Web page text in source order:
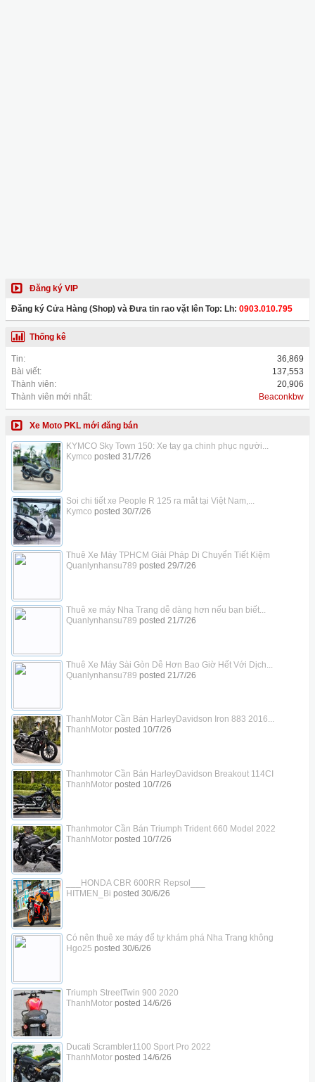
Đăng ký VIP
Đăng ký Cửa Hàng (Shop) và Đưa tin rao vặt lên Top: Lh: 0903.010.795
Thống kê
Tin:
36,869
Bài viết:
137,553
Thành viên:
20,906
Thành viên mới nhất:
Beaconkbw
Xe Moto PKL mới đăng bán
KYMCO Sky Town 150: Xe tay ga chinh phục người...
Kymco posted 31/7/26
Soi chi tiết xe People R 125 ra mắt tại Việt Nam,...
Kymco posted 30/7/26
Thuê Xe Máy TPHCM Giải Pháp Di Chuyển Tiết Kiệm
Quanlynhansu789 posted 29/7/26
Thuê xe máy Nha Trang dễ dàng hơn nếu bạn biết...
Quanlynhansu789 posted 21/7/26
Thuê Xe Máy Sài Gòn Dễ Hơn Bao Giờ Hết Với Dịch...
Quanlynhansu789 posted 21/7/26
ThanhMotor Cần Bán HarleyDavidson Iron 883 2016...
ThanhMotorposted 10/7/26
Thanhmotor Cần Bán HarleyDavidson Breakout 114CI
ThanhMotorposted 10/7/26
Thanhmotor Cần Bán Triumph Trident 660 Model 2022
ThanhMotorposted 10/7/26
___HONDA CBR 600RR Repsol___
HITMEN_Bi posted 30/6/26
Có nên thuê xe máy để tự khám phá Nha Trang không
Hgo25 posted 30/6/26
Triumph StreetTwin 900 2020
ThanhMotorposted 14/6/26
Ducati Scrambler1100 Sport Pro 2022
ThanhMotorposted 14/6/26